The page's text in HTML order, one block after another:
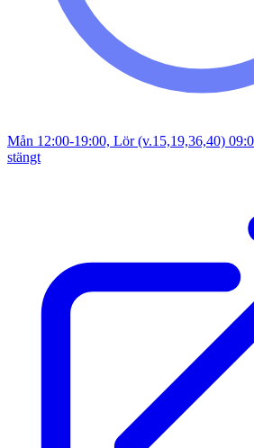
Mån 12:00-19:00, Lör (v.15,19,36,40)
stängt